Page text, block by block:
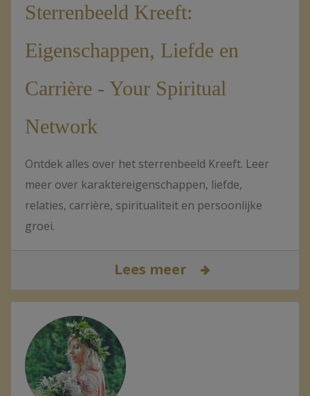
Cookies
Sterrenbeeld Kreeft:
Eigenschappen, Liefde en
Carrière - Your Spiritual
Network
Ontdek alles over het sterrenbeeld Kreeft. Leer
meer over karaktereigenschappen, liefde,
relaties, carrière, spiritualiteit en persoonlijke
groei.
Lees meer